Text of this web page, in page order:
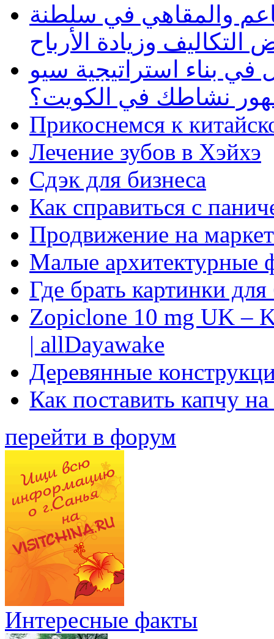
والمقاهي في سلطنة
وزيادة الأرباح
بناء استراتيجية سيو
نشاطك في الكويت؟
Прикоснемся к
Лечение зубов в Хэйхэ
Сдэк для бизнеса
Как справиться с
Продвижение на
Малые архитектурные
Где брать картинки
Zopiclone 10 mg UK –
| allDayawake
Деревянные
Как поставить капчу
перейти в форум
Интересные факты